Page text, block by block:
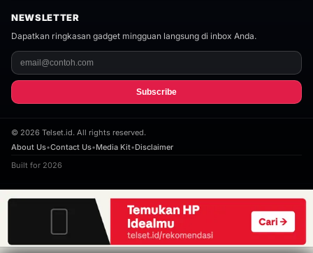
NEWSLETTER
Dapatkan ringkasan gadget mingguan langsung di inbox Anda.
Subscribe
© 2026 Telset.id. All rights reserved.
About Us•Contact Us•Media Kit•Disclaimer
Built for 2026